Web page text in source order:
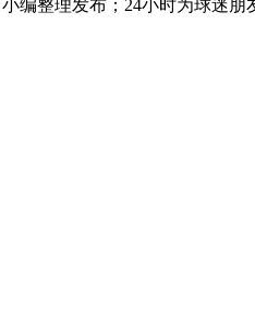
编整理发布；24小时为球迷朋